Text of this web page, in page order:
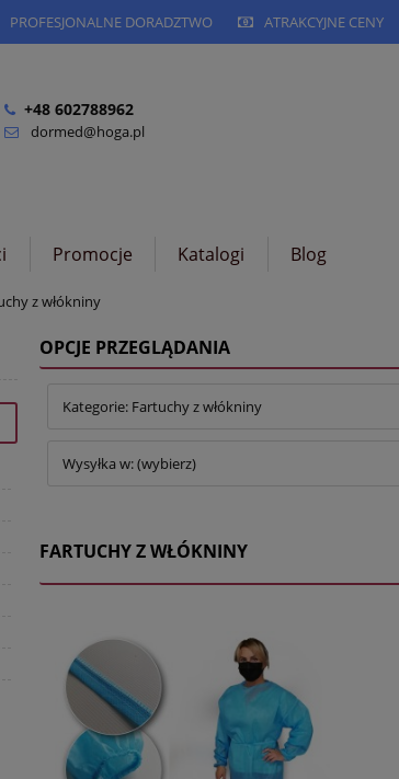
PROFESJONALNE DORADZTWO ATRAKCYJNE CENY
+48 602788962
dormed@hoga.pl
Promocje Katalogi
Blog
z włókniny
OPCJE PRZEGLĄDANIA
Kategorie: Fartuchy z włókniny
Wysyłka w: (wybierz)
FARTUCHY Z WŁÓKNINY